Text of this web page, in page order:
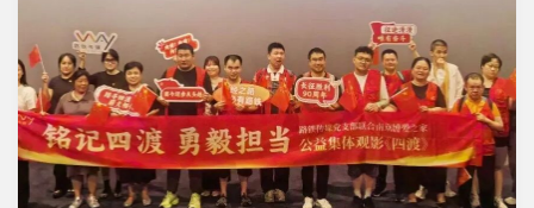
标杆传播案例
场景营销案例
新闻动态
高铁数据
企业文化